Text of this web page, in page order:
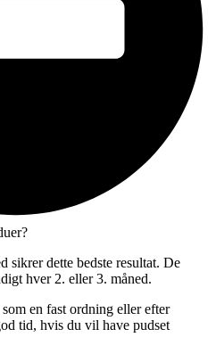
sikrer dette bedste resultat. De
hver 2. eller 3. måned.
en fast ordning eller efter
tid, hvis du vil have pudset